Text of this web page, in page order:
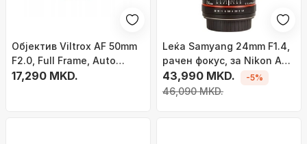
Објектив Viltrox AF 50mm
F2.0, Full Frame, Auto
Focus, црна
17,290 MKD.
Leќa Samyang 24mm F1.4,
рачен фокус, за Nikon AE,
црна
43,990 MKD.
46,090 MKD.
-5%